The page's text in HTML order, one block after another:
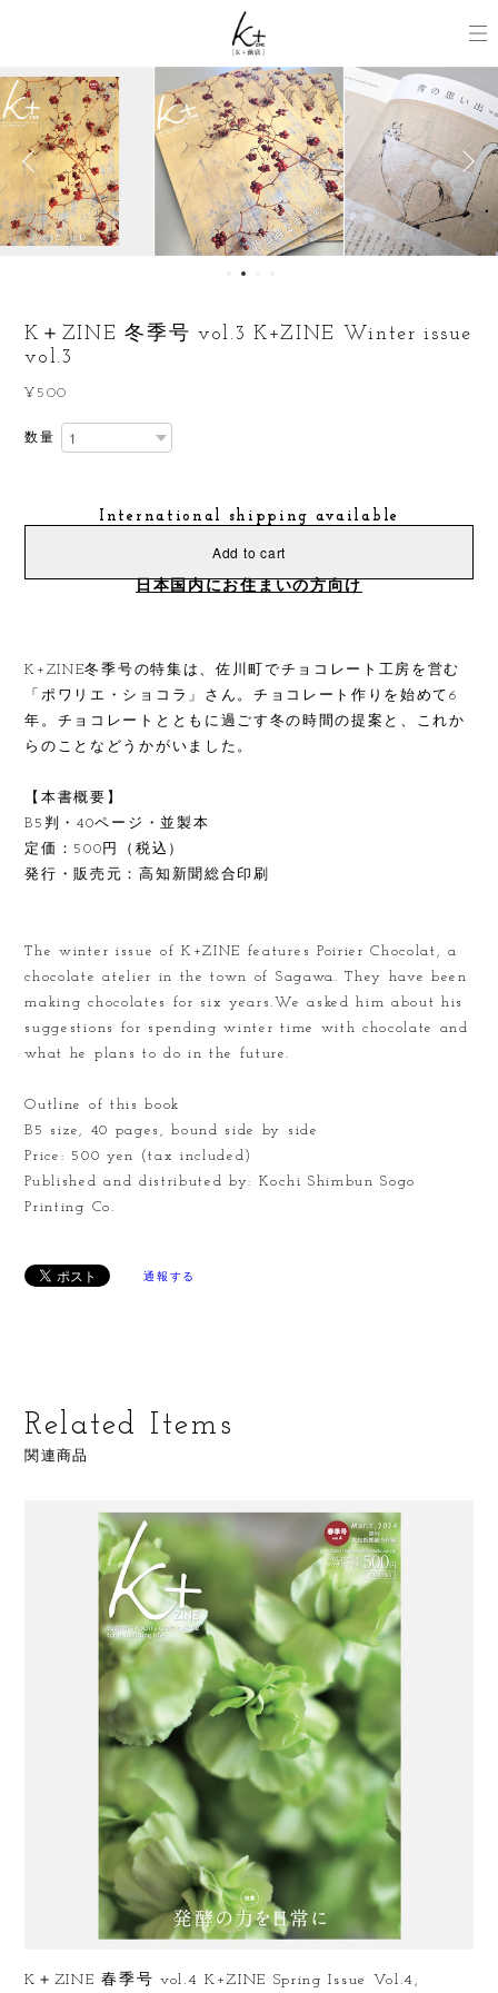
K＋ZINE 冬季号 vol.3 K+ZINE Winter issue
vol.3
¥500
数量
International shipping available
Add to cart
日本国内にお住まいの方向け
K+ZINE冬季号の特集は、佐川町でチョコレート工房を営む
「ポワリエ・ショコラ」さん。チョコレート作りを始めて6
年。チョコレートとともに過ごす冬の時間の提案と、これか
らのことなどうかがいました。
【本書概要】
B5判・40ページ・並製本
定価：500円（税込）
発行・販売元：高知新聞総合印刷
The winter issue of K+ZINE features Poirier Chocolat, a
chocolate atelier in the town of Sagawa. They have been
making chocolates for six years.We asked him about his
suggestions for spending winter time with chocolate and
what he plans to do in the future.
Outline of this book
B5 size, 40 pages, bound side by side
Price: 500 yen (tax included)
Published and distributed by: Kochi Shimbun Sogo
Printing Co.
通報する
Related Items
関連商品
K＋ZINE 春季号 vol.4 K+ZINE Spring Issue Vol.4,